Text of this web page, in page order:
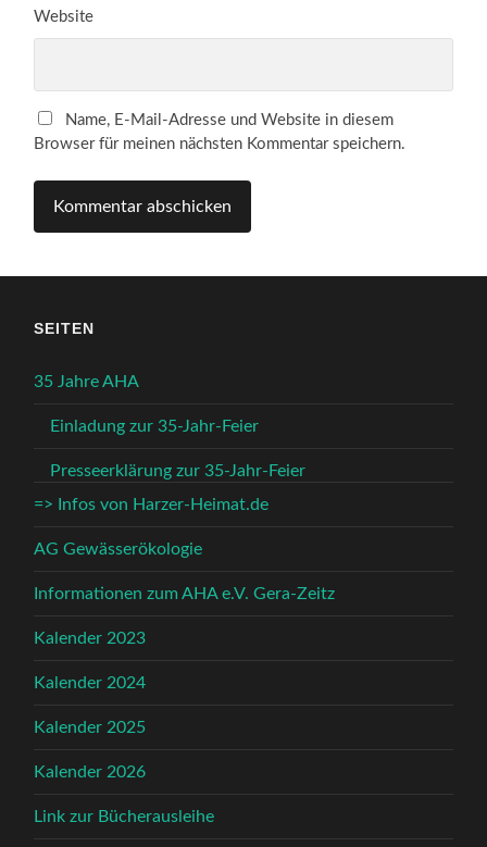
Website
Name, E-Mail-Adresse und Website in diesem
Browser für meinen nächsten Kommentar speichern.
SEITEN
35 Jahre AHA
Einladung zur 35-Jahr-Feier
Presseerklärung zur 35-Jahr-Feier
=> Infos von Harzer-Heimat.de
AG Gewässerökologie
Informationen zum AHA e.V. Gera-Zeitz
Kalender 2023
Kalender 2024
Kalender 2025
Kalender 2026
Link zur Bücherausleihe